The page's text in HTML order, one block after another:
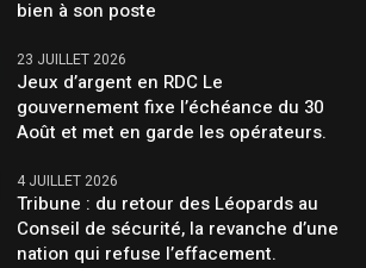
bien à son poste
23 JUILLET 2026
Jeux d’argent en RDC Le
gouvernement fixe l’échéance du 30
Août et met en garde les opérateurs.
4 JUILLET 2026
Tribune : du retour des Léopards au
Conseil de sécurité, la revanche d’une
nation qui refuse l’effacement.